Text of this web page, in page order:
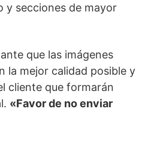
y secciones de mayor
que las imágenes
la mejor calidad posible y
cliente que formarán
«Favor de no enviar